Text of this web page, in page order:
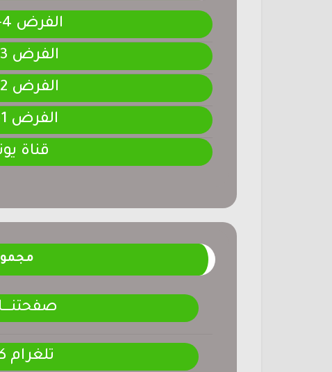
الفرض 4-المرحلة الرابعة
الفرض 3-المرحلة الثالثة
الفرض 2-المرحلة الثانية
الفرض 1-المرحلة الأولى
قناة
تلغرام